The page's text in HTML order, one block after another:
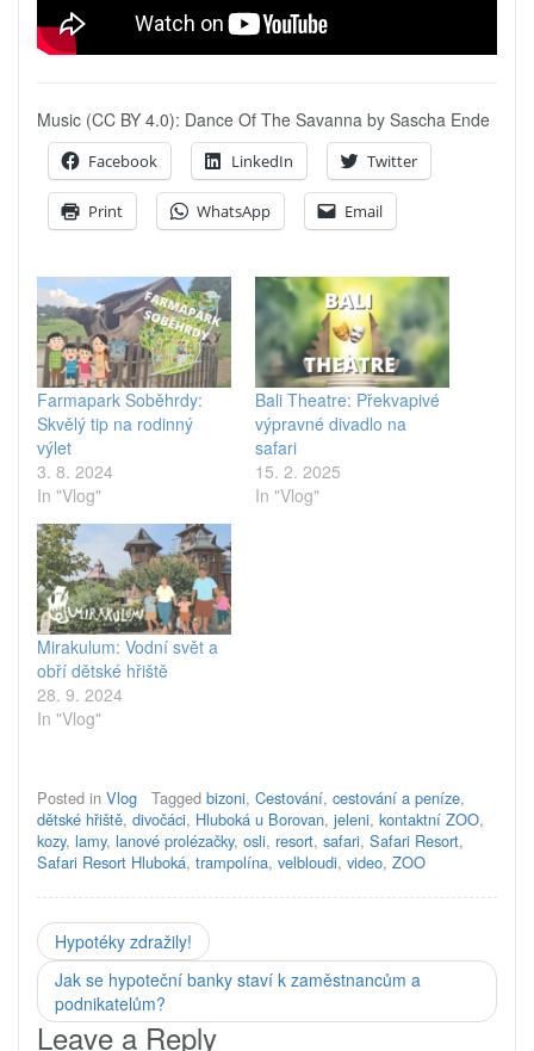
Music (CC BY 4.0): Dance Of The Savanna by Sascha Ende
Facebook LinkedIn Twitter
Print WhatsApp Email
Farmapark Soběhrdy:
Skvělý tip na rodinný
výlet
3. 8. 2024
In "Vlog"
Bali Theatre: Překvapivé
výpravné divadlo na
safari
15. 2. 2025
In "Vlog"
Mirakulum: Vodní svět a
obří dětské hřiště
28. 9. 2024
In "Vlog"
Posted in Vlog Tagged bizoni, Cestování, cestování a peníze,
dětské hřiště, divočáci, Hluboká u Borovan, jeleni, kontaktní ZOO,
kozy, lamy, lanové prolézačky, osli, resort, safari, Safari Resort,
Safari Resort Hluboká, trampolína, velbloudi, video, ZOO
Hypotéky zdražily!
Jak se hypoteční banky staví k zaměstnancům a
podnikatelům?
Leave a Reply